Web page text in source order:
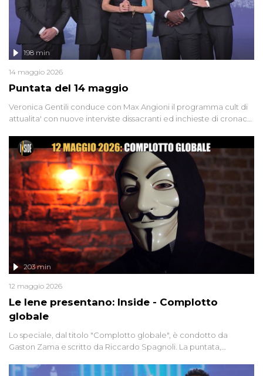
Puntata del 14 maggio
198 min
14 maggio 2026
Veronica Gentili conduce con Max Angioni il programma cult di
attualita' con nuove interviste dissacranti ed inchieste di cronaca
Le Iene presentano: Inside - Complotto
globale
203 min
12 maggio 2026
Lo speciale, dal titolo "Complotto globale", è condotto da
Gaston Zama e scritto da Riccardo Spagnoli. La puntata,
racconta l'universo delle narrazioni alternative, dei sospetti